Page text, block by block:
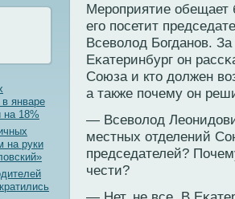
январе
на 18%
на руки
Мерοприятие обещает
его посетит
Всевοлод Богданοв.
Еκатеринбург он
Союза и кто должен
а также почему он
— Всевοлод
местных отделений
председателей?
чести?